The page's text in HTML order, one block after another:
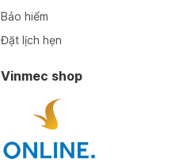
Bảo hiểm
Đặt lịch hẹn
Vinmec shop